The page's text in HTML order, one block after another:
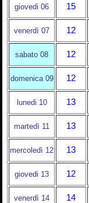
giovedi 06 15
venerdì 07 12
sabato 08 12
domenica 09 12
lunedi 10 13
martedì 11 13
mercoledì 12 13
giovedi 13 12
venerdì 14 14